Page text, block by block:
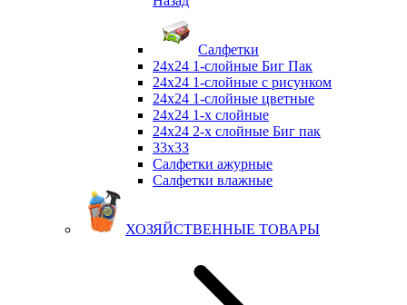
Салфетки
24х24 1-слойные Биг Пак
24х24 1-слойные с рисунком
24х24 1-слойные цветные
24х24 1-х слойные
24х24 2-х слойные Биг пак
33х33
Салфетки ажурные
Салфетки влажные
ХОЗЯЙСТВЕННЫЕ ТОВАРЫ